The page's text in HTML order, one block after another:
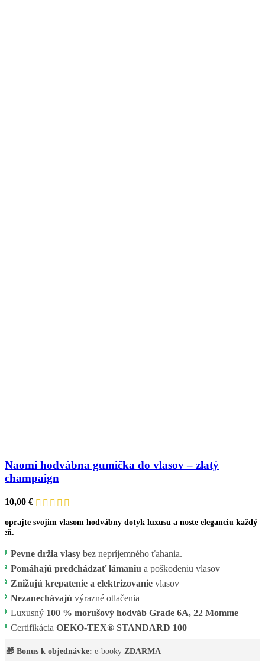
Naomi hodvábna gumička do vlasov – zlatý
champaign
10,00 €
svojim vlasom hodvábny dotyk luxusu a noste eleganciu každý
Pevne držia vlasy bez nepríjemného ťahania.
Pomáhajú predchádzať lámaniu a poškodeniu vlasov
Znižujú krepatenie a elektrizovanie vlasov
Nezanechávajú výrazné otlačenia
Luxusný 100 % morušový hodváb Grade 6A, 22 Momme
Certifikácia OEKO-TEX® STANDARD 100
🎁 Bonus k objednávke: e-booky ZDARMA